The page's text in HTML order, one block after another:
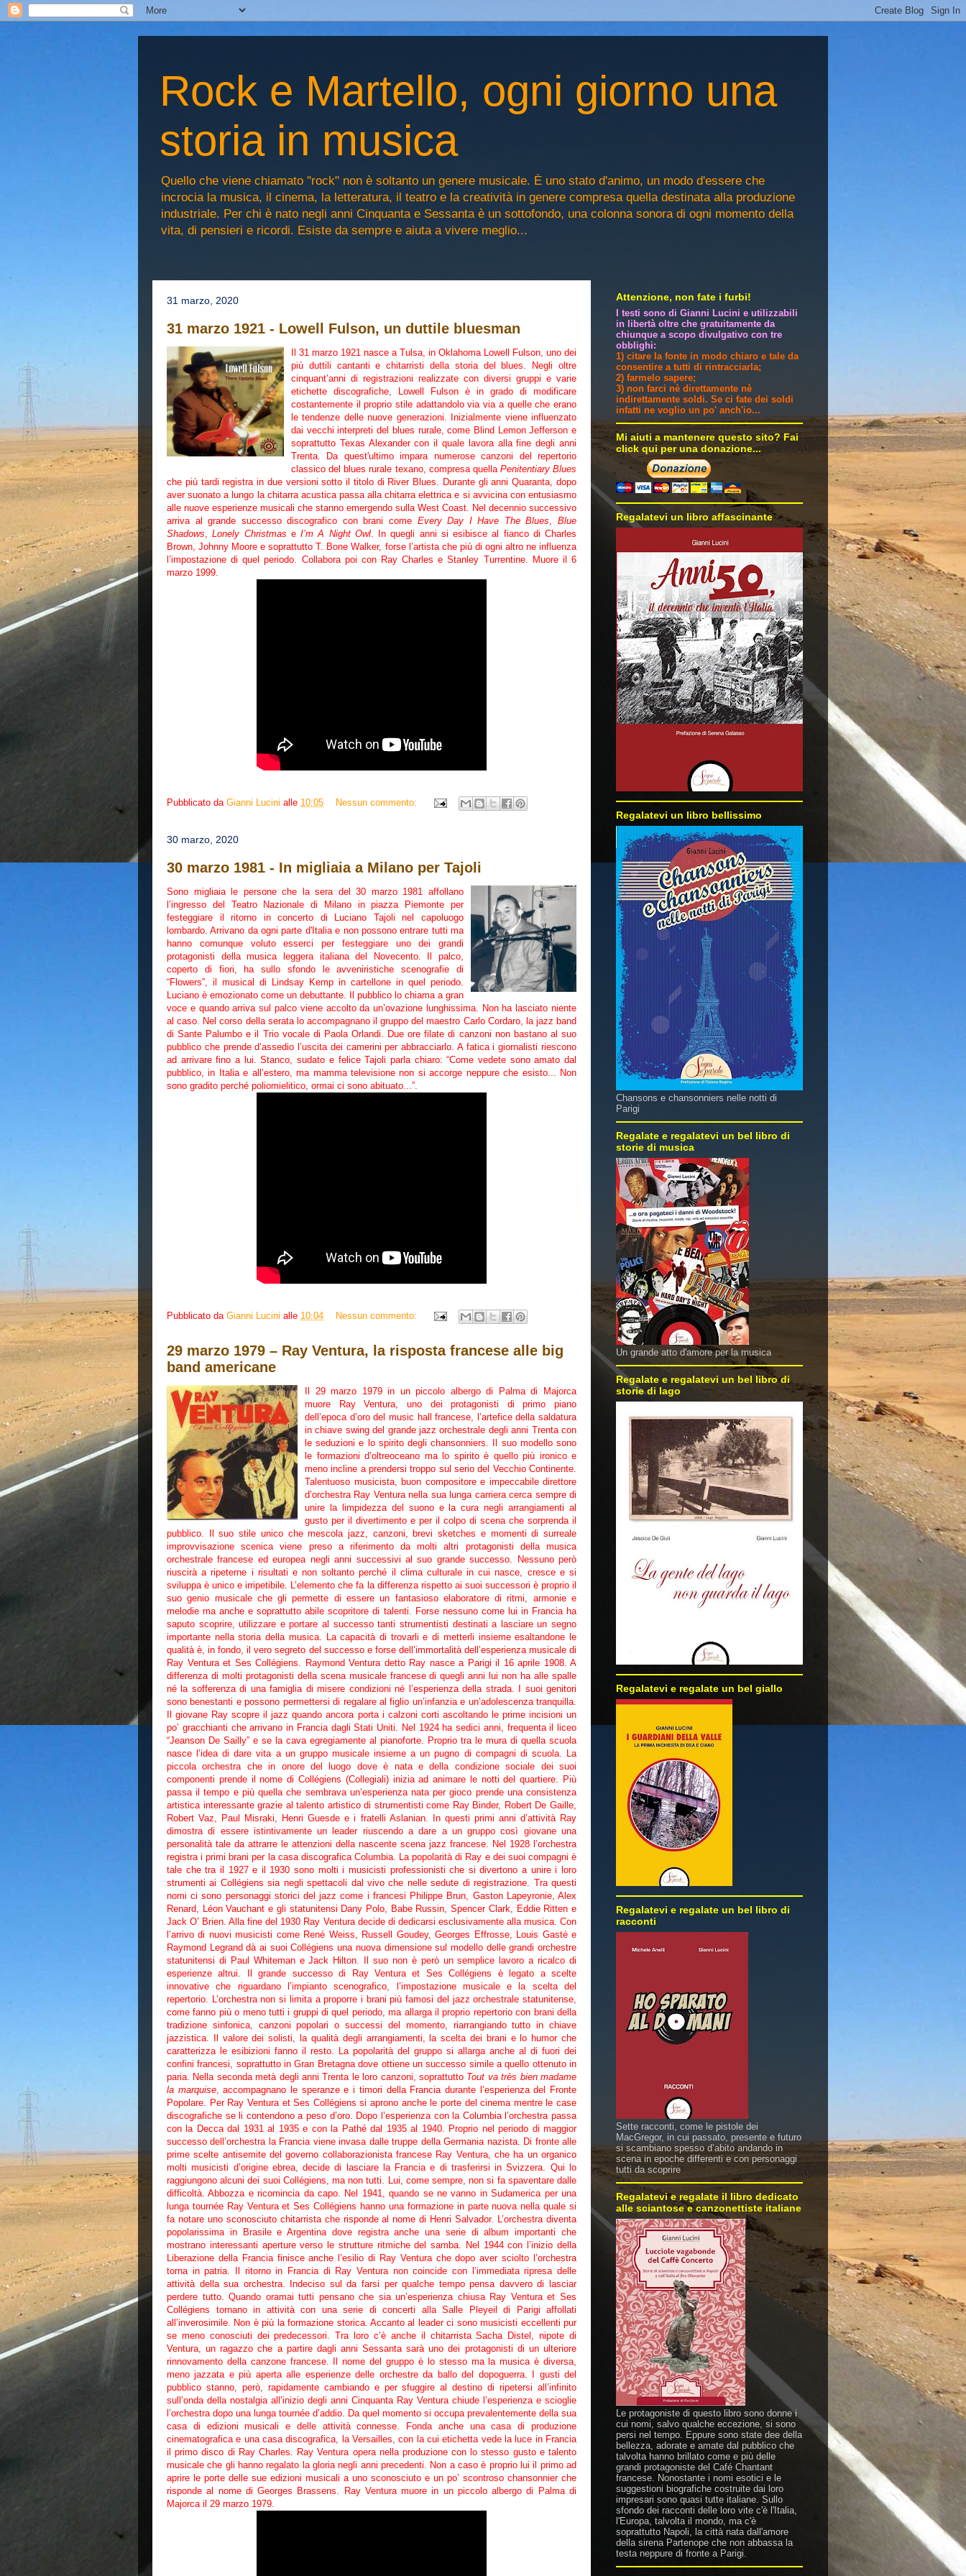
Rock e Martello, ogni giorno una
storia in musica
Quello che viene chiamato "rock" non è soltanto un genere musicale. È uno stato d'animo, un modo d'essere che
incrocia la musica, il cinema, la letteratura, il teatro e la creatività in genere compresa quella destinata alla produzione
industriale. Per chi è nato negli anni Cinquanta e Sessanta è un sottofondo, una colonna sonora di ogni momento della
vita, di pensieri e ricordi. Esiste da sempre e aiuta a vivere meglio...
31 marzo, 2020
31 marzo 1921 - Lowell Fulson, un duttile bluesman
Il 31 marzo 1921 nasce a Tulsa, in Oklahoma Lowell Fulson, uno dei
più duttili cantanti e chitarristi della storia del blues. Negli oltre
cinquant’anni di registrazioni realizzate con diversi gruppi e varie
etichette discografiche, Lowell Fulson è in grado di modificare
costantemente il proprio stile adattandolo via via a quelle che erano
le tendenze delle nuove generazioni. Inizialmente viene influenzato
dai vecchi interpreti del blues rurale, come Blind Lemon Jefferson e
soprattutto Texas Alexander con il quale lavora alla fine degli anni
Trenta. Da quest'ultimo impara numerose canzoni del repertorio
classico del blues rurale texano, compresa quella Penitentiary Blues
che più tardi registra in due versioni sotto il titolo di River Blues. Durante gli anni Quaranta, dopo
aver suonato a lungo la chitarra acustica passa alla chitarra elettrica e si avvicina con entusiasmo
alle nuove esperienze musicali che stanno emergendo sulla West Coast. Nel decennio successivo
arriva al grande successo discografico con brani come Every Day I Have The Blues,Blue
Shadows,Lonely Christmas e I’m A Night Owl. In quegli anni si esibisce al fianco di Charles
Brown, Johnny Moore e soprattutto T. Bone Walker, forse l’artista che più di ogni altro ne influenza
l’impostazione di quel periodo. Collabora poi con Ray Charles e Stanley Turrentine. Muore il 6
marzo 1999.
Pubblicato da Gianni Lucini alle 10:05 Nessun commento:
30 marzo, 2020
30 marzo 1981 - In migliaia a Milano per Tajoli
Sono migliaia le persone che la sera del 30 marzo 1981 affollano
l’ingresso del Teatro Nazionale di Milano in piazza Piemonte per
festeggiare il ritorno in concerto di Luciano Tajoli nel capoluogo
lombardo. Arrivano da ogni parte d'Italia e non possono entrare tutti ma
hanno comunque voluto esserci per festeggiare uno dei grandi
protagonisti della musica leggera italiana del Novecento. Il palco,
coperto di fiori, ha sullo sfondo le avveniristiche scenografie di
“Flowers”, il musical di Lindsay Kemp in cartellone in quel periodo.
Luciano è emozionato come un debuttante. Il pubblico lo chiama a gran
voce e quando arriva sul palco viene accolto da un’ovazione lunghissima. Non ha lasciato niente
al caso. Nel corso della serata lo accompagnano il gruppo del maestro Carlo Cordaro, la jazz band
di Sante Palumbo e il Trio vocale di Paola Orlandi. Due ore filate di canzoni non bastano al suo
pubblico che prende d’assedio l’uscita dei camerini per abbracciarlo. A fatica i giornalisti riescono
ad arrivare fino a lui. Stanco, sudato e felice Tajoli parla chiaro: “Come vedete sono amato dal
pubblico, in Italia e all’estero, ma mamma televisione non si accorge neppure che esisto... Non
sono gradito perché poliomielitico, ormai ci sono abituato...”.
Pubblicato da Gianni Lucini alle 10:04 Nessun commento:
29 marzo 1979 – Ray Ventura, la risposta francese alle big
band americane
Il 29 marzo 1979 in un piccolo albergo di Palma di Majorca
muore Ray Ventura, uno dei protagonisti di primo piano
dell’epoca d’oro del music hall francese, l’artefice della saldatura
in chiave swing del grande jazz orchestrale degli anni Trenta con
le seduzioni e lo spirito degli chansonniers. Il suo modello sono
le formazioni d’oltreoceano ma lo spirito è quello più ironico e
meno incline a prendersi troppo sul serio del Vecchio Continente.
Talentuoso musicista, buon compositore e impeccabile direttore
d’orchestra Ray Ventura nella sua lunga carriera cerca sempre di
unire la limpidezza del suono e la cura negli arrangiamenti al
gusto per il divertimento e per il colpo di scena che sorprenda il
pubblico. Il suo stile unico che mescola jazz, canzoni, brevi sketches e momenti di surreale
improvvisazione scenica viene preso a riferimento da molti altri protagonisti della musica
orchestrale francese ed europea negli anni successivi al suo grande successo. Nessuno però
riuscirà a ripeterne i risultati e non soltanto perché il clima culturale in cui nasce, cresce e si
sviluppa è unico e irripetibile. L’elemento che fa la differenza rispetto ai suoi successori è proprio il
suo genio musicale che gli permette di essere un fantasioso elaboratore di ritmi, armonie e
melodie ma anche e soprattutto abile scopritore di talenti. Forse nessuno come lui in Francia ha
saputo scoprire, utilizzare e portare al successo tanti strumentisti destinati a lasciare un segno
importante nella storia della musica. La capacità di trovarli e di metterli insieme esaltandone le
qualità è, in fondo, il vero segreto del successo e forse dell’immortalità dell’esperienza musicale di
Ray Ventura et Ses Collégiens. Raymond Ventura detto Ray nasce a Parigi il 16 aprile 1908. A
differenza di molti protagonisti della scena musicale francese di quegli anni lui non ha alle spalle
né la sofferenza di una famiglia di misere condizioni né l’esperienza della strada. I suoi genitori
sono benestanti e possono permettersi di regalare al figlio un’infanzia e un’adolescenza tranquilla.
Il giovane Ray scopre il jazz quando ancora porta i calzoni corti ascoltando le prime incisioni un
po’ gracchianti che arrivano in Francia dagli Stati Uniti. Nel 1924 ha sedici anni, frequenta il liceo
“Jeanson De Sailly” e se la cava egregiamente al pianoforte. Proprio tra le mura di quella scuola
nasce l’idea di dare vita a un gruppo musicale insieme a un pugno di compagni di scuola. La
piccola orchestra che in onore del luogo dove è nata e della condizione sociale dei suoi
componenti prende il nome di Collégiens (Collegiali) inizia ad animare le notti del quartiere. Più
passa il tempo e più quella che sembrava un’esperienza nata per gioco prende una consistenza
artistica interessante grazie al talento artistico di strumentisti come Ray Binder, Robert De Gaille,
Robert Vaz, Paul Misraki, Henri Guesde e i fratelli Aslanian. In questi primi anni d’attività Ray
dimostra di essere istintivamente un leader riuscendo a dare a un gruppo così giovane una
personalità tale da attrarre le attenzioni della nascente scena jazz francese. Nel 1928 l’orchestra
registra i primi brani per la casa discografica Columbia. La popolarità di Ray e dei suoi compagni è
tale che tra il 1927 e il 1930 sono molti i musicisti professionisti che si divertono a unire i loro
strumenti ai Collégiens sia negli spettacoli dal vivo che nelle sedute di registrazione. Tra questi
nomi ci sono personaggi storici del jazz come i francesi Philippe Brun, Gaston Lapeyronie, Alex
Renard, Léon Vauchant e gli statunitensi Dany Polo, Babe Russin, Spencer Clark, Eddie Ritten e
Jack O’ Brien. Alla fine del 1930 Ray Ventura decide di dedicarsi esclusivamente alla musica. Con
l’arrivo di nuovi musicisti come René Weiss, Russell Goudey, Georges Effrosse, Louis Gasté e
Raymond Legrand dà ai suoi Collégiens una nuova dimensione sul modello delle grandi orchestre
statunitensi di Paul Whiteman e Jack Hilton. Il suo non è però un semplice lavoro a ricalco di
esperienze altrui. Il grande successo di Ray Ventura et Ses Collégiens è legato a scelte
innovative che riguardano l’impianto scenografico, l’impostazione musicale e la scelta del
repertorio. L’orchestra non si limita a proporre i brani più famosi del jazz orchestrale statunitense,
come fanno più o meno tutti i gruppi di quel periodo, ma allarga il proprio repertorio con brani della
tradizione sinfonica, canzoni popolari o successi del momento, riarrangiando tutto in chiave
jazzistica. Il valore dei solisti, la qualità degli arrangiamenti, la scelta dei brani e lo humor che
caratterizza le esibizioni fanno il resto. La popolarità del gruppo si allarga anche al di fuori dei
confini francesi, soprattutto in Gran Bretagna dove ottiene un successo simile a quello ottenuto in
paria. Nella seconda metà degli anni Trenta le loro canzoni, soprattutto Tout va très bien madame
la marquise, accompagnano le speranze e i timori della Francia durante l’esperienza del Fronte
Popolare. Per Ray Ventura et Ses Collégiens si aprono anche le porte del cinema mentre le case
discografiche se li contendono a peso d’oro. Dopo l’esperienza con la Columbia l’orchestra passa
con la Decca dal 1931 al 1935 e con la Pathé dal 1935 al 1940. Proprio nel periodo di maggior
successo dell’orchestra la Francia viene invasa dalle truppe della Germania nazista. Di fronte alle
prime scelte antisemite del governo collaborazionista francese Ray Ventura, che ha un organico
molti musicisti d’origine ebrea, decide di lasciare la Francia e di trasferirsi in Svizzera. Qui lo
raggiungono alcuni dei suoi Collégiens, ma non tutti. Lui, come sempre, non si fa spaventare dalle
difficoltà. Abbozza e ricomincia da capo. Nel 1941, quando se ne vanno in Sudamerica per una
lunga tournée Ray Ventura et Ses Collégiens hanno una formazione in parte nuova nella quale si
fa notare uno sconosciuto chitarrista che risponde al nome di Henri Salvador. L’orchestra diventa
popolarissima in Brasile e Argentina dove registra anche una serie di album importanti che
mostrano interessanti aperture verso le strutture ritmiche del samba. Nel 1944 con l’inizio della
Liberazione della Francia finisce anche l’esilio di Ray Ventura che dopo aver sciolto l’orchestra
torna in patria. Il ritorno in Francia di Ray Ventura non coincide con l’immediata ripresa delle
attività della sua orchestra. Indeciso sul da farsi per qualche tempo pensa davvero di lasciar
perdere tutto. Quando oramai tutti pensano che sia un’esperienza chiusa Ray Ventura et Ses
Collégiens tornano in attività con una serie di concerti alla Salle Pleyeil di Parigi affollati
all’inverosimile. Non è più la formazione storica. Accanto al leader ci sono musicisti eccellenti pur
se meno conosciuti dei predecessori. Tra loro c’è anche il chitarrista Sacha Distel, nipote di
Ventura, un ragazzo che a partire dagli anni Sessanta sarà uno dei protagonisti di un ulteriore
rinnovamento della canzone francese. Il nome del gruppo è lo stesso ma la musica è diversa,
meno jazzata e più aperta alle esperienze delle orchestre da ballo del dopoguerra. I gusti del
pubblico stanno, però, rapidamente cambiando e per sfuggire al destino di ripetersi all’infinito
sull’onda della nostalgia all’inizio degli anni Cinquanta Ray Ventura chiude l’esperienza e scioglie
l’orchestra dopo una lunga tournée d’addio. Da quel momento si occupa prevalentemente della sua
casa di edizioni musicali e delle attività connesse. Fonda anche una casa di produzione
cinematografica e una casa discografica, la Versailles, con la cui etichetta vede la luce in Francia
il primo disco di Ray Charles. Ray Ventura opera nella produzione con lo stesso gusto e talento
musicale che gli hanno regalato la gloria negli anni precedenti. Non a caso è proprio lui il primo ad
aprire le porte delle sue edizioni musicali a uno sconosciuto e un po’ scontroso chansonnier che
risponde al nome di Georges Brassens. Ray Ventura muore in un piccolo albergo di Palma di
Majorca il 29 marzo 1979.
Attenzione, non fate i furbi!
I testi sono di Gianni Lucini e utilizzabili
in libertà oltre che gratuitamente da
chiunque a scopo divulgativo con tre
obblighi:
1) citare la fonte in modo chiaro e tale da
consentire a tutti di rintracciarla;
2) farmelo sapere;
3) non farci nè direttamente nè
indirettamente soldi. Se ci fate dei soldi
infatti ne voglio un po' anch'io...
Mi aiuti a mantenere questo sito? Fai
click qui per una donazione...
Regalatevi un libro affascinante
Regalatevi un libro bellissimo
Chansons e chansonniers nelle notti di
Parigi
Regalate e regalatevi un bel libro di
storie di musica
Un grande atto d'amore per la musica
Regalate e regalatevi un bel libro di
storie di lago
Regalatevi e regalate un bel giallo
Regalatevi e regalate un bel libro di
racconti
Sette racconti, come le pistole dei
MacGregor, in cui passato, presente e futuro
si scambiano spesso d’abito andando in
scena in epoche differenti e con personaggi
tutti da scoprire
Regalatevi e regalate il libro dedicato
alle sciantose e canzonettiste italiane
Le protagoniste di questo libro sono donne i
cui nomi, salvo qualche eccezione, si sono
persi nel tempo. Eppure sono state dee della
bellezza, adorate e amate dal pubblico che
talvolta hanno brillato come e più delle
grandi protagoniste del Café Chantant
francese. Nonostante i nomi esotici e le
suggestioni biografiche costruite dai loro
impresari sono quasi tutte italiane. Sullo
sfondo dei racconti delle loro vite c'è l'Italia,
l'Europa, talvolta il mondo, ma c'è
soprattutto Napoli, la città nata dall'amore
della sirena Partenope che non abbassa la
testa neppure di fronte a Parigi.